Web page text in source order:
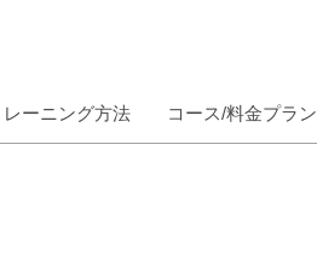
ーニング方法 コース/料金プラン